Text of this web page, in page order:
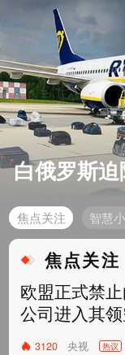
白俄罗斯
焦点关注 智慧
焦点关注
欧盟正式禁
公司进入其
3120 央视 热议